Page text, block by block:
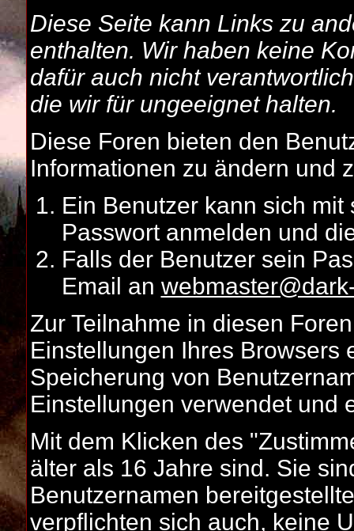
Diese Seite kann Links zu
enthalten. Wir haben keine
dafür auch nicht
die wir für ungeeignet halten.
Diese Foren bieten den
Informationen zu ändern und
Ein Benutzer kann sich
Passwort anmelden und
Falls der Benutzer sein
Email an
Zur Teilnahme in diesen
Einstellungen Ihres Browsers
Speicherung von
Einstellungen verwendet und
Mit dem Klicken des
älter als 16 Jahre sind. Sie
Benutzernamen
verpflichten sich auch, keine